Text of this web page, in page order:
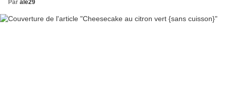
Par ale29